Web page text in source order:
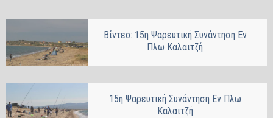
Βίντεο: 15η Ψαρευτική Συνάντηση Εν
Πλω Καλαιτζή
15η Ψαρευτική Συνάντηση Εν Πλω
Καλαιτζή